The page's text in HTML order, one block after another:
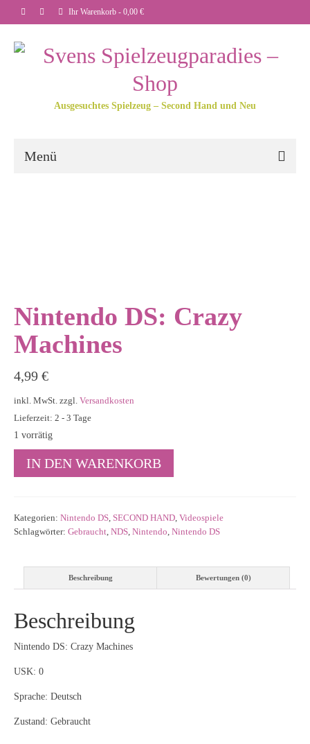
Ihr Warenkorb - 0,00 €
Ausgesuchtes Spielzeug – Second Hand und Neu
Menü
Nintendo DS: Crazy
Machines
4,99 €
inkl. MwSt. zzgl. Versandkosten
Lieferzeit: 2 - 3 Tage
1 vorrätig
DS:IN DEN WARENKORB
Kategorien: Nintendo DS SECOND HAND Videospiele
Schlagwörter: Gebraucht NDS Nintendo Nintendo DS
Beschreibung Bewertungen (0)
Beschreibung
Nintendo DS: Crazy Machines
USK: 0
Sprache: Deutsch
Zustand: Gebraucht